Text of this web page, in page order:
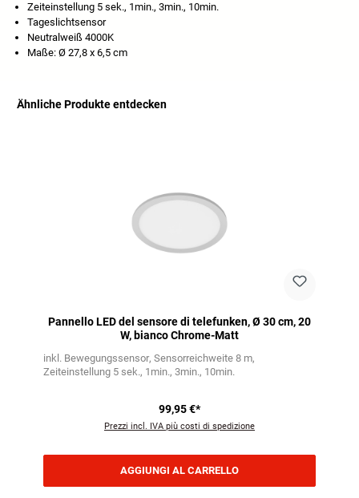
Zeiteinstellung 5 sek., 1min., 3min., 10min.
Tageslichtsensor
Neutralweiß 4000K
Maße: Ø 27,8 x 6,5 cm
Ähnliche Produkte entdecken
Pannello LED del sensore di telefunken, Ø 30 cm, 20
W, bianco Chrome-Matt
inkl. Bewegungssensor Sensorreichweite 8 m
Zeiteinstellung 5 sek., 1min., 3min., 10min.
99,95 €*
Prezzi incl. IVA più costi di spedizione
AGGIUNGI AL CARRELLO